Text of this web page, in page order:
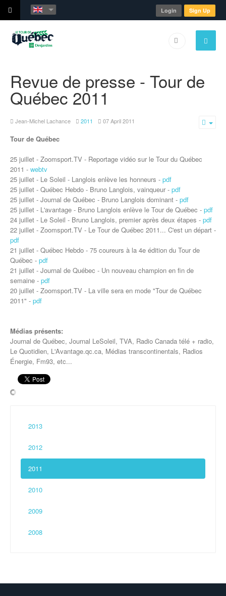
Login Sign Up
Revue de presse - Tour de
Québec 2011
Jean-Michel Lachance 2011 07 April 2011
Tour de Québec
25 juillet - Zoomsport.TV - Reportage vidéo sur le Tour du Québec
2011 - webtv
25 juillet - Le Soleil - Langlois enlève les honneurs - pdf
25 juillet - Québec Hebdo - Bruno Langlois, vainqueur - pdf
25 juillet - Journal de Québec - Bruno Langlois dominant - pdf
25 juillet - L'avantage - Bruno Langlois enlève le Tour de Québec - pdf
24 juillet - Le Soleil - Bruno Langlois, premier après deux étapes - pdf
22 juillet - Zoomsport.TV - Le Tour de Québec 2011... C'est un départ -
pdf
21 juillet - Québec Hebdo - 75 coureurs à la 4e édition du Tour de
Québec - pdf
21 juillet - Journal de Québec - Un nouveau champion en fin de
semaine - pdf
20 juillet - Zoomsport.TV - La ville sera en mode "Tour de Québec
2011" - pdf
Médias présents:
Journal de Québec, Journal LeSoleil, TVA, Radio Canada télé + radio,
Le Quotidien, L'Avantage.qc.ca, Médias transcontinentals, Radios
Énergie, Fm93, etc...
2013
2012
2011
2010
2009
2008